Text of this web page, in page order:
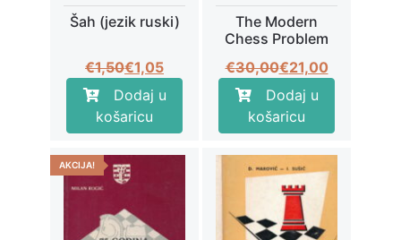
Šah (jezik ruski)
€1,50Izvorna
cijena
bila
je:
€1,50.
€1,05
Trenutna
cijena
je:
€1,05.
Dodaj u
košaricu
The Modern
Chess Problem
€30,00Izvorna
cijena
bila
je:
€30,00.
€21,00
Trenutna
cijena
je:
€21,00.
Dodaj u
košaricu
AKCIJA!